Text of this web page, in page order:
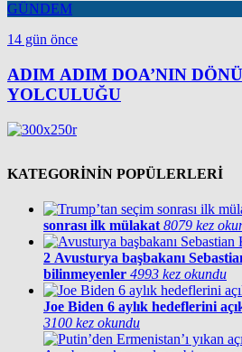
GÜNDEM
14 gün önce
ADIM ADIM DOA’NIN
YOLCULUĞU
KATEGORİNİN POPÜLERLERİ
sonrası ilk mülakat 8079 kez
2 Avusturya başbakanı
bilinmeyenler 4993 kez okundu
Joe Biden 6 aylık hedeflerini
3100 kez okundu